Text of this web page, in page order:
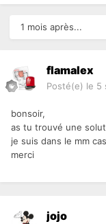
1 mois après...
flamalex
Posté(e) le 5
bonsoir,
as tu trouvé une
je suis dans le mm cas
merci
jojo